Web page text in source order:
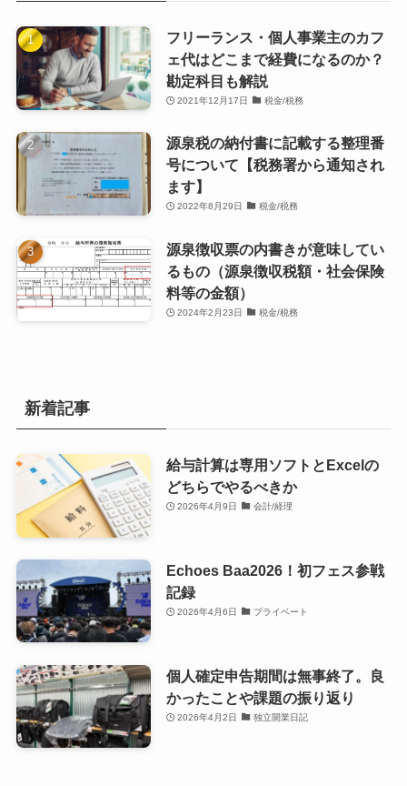
フリーランス・個人事業主のカフ
ェ代はどこまで経費になるのか？
勘定科目も解説
2021年12月17日 税金/税務
源泉税の納付書に記載する整理番
号について【税務署から通知され
ます】
2022年8月29日 税金/税務
源泉徴収票の内書きが意味してい
るもの（源泉徴収税額・社会保険
料等の金額）
2024年2月23日 税金/税務
新着記事
給与計算は専用ソフトとExcelの
どちらでやるべきか
2026年4月9日 会計/経理
Echoes Baa2026！初フェス参戦
記録
2026年4月6日 プライベート
個人確定申告期間は無事終了。良
かったことや課題の振り返り
2026年4月2日 独立開業日記